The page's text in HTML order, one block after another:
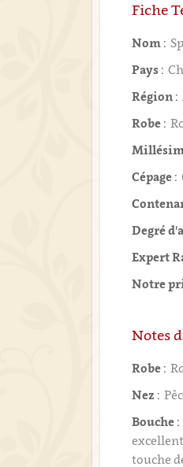
Fiche
Nom :
Pays :
Région :
Robe :
Cépage :
Degré
Expert
Notre
Notes
Robe :
Nez :
Bouche :
touche